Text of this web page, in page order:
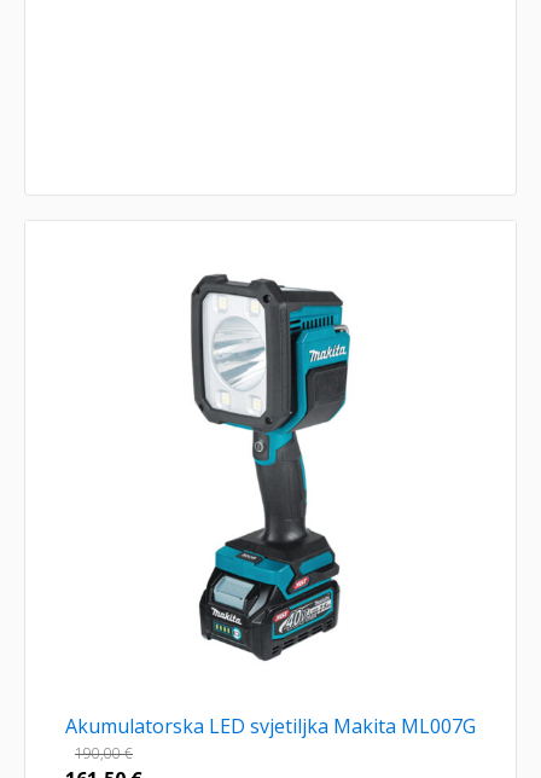
Akumulatorska LED svjetiljka Makita ML007G
190,00€